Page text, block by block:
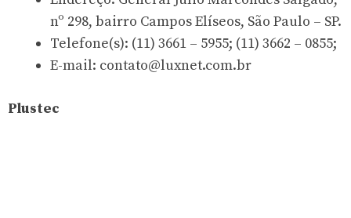
nº 298, bairro Campos Elíseos, São Paulo – SP.
Telefone(s): (11) 3661 – 5955; (11) 3662 – 0855;
E-mail: contato@luxnet.com.br
Plustec